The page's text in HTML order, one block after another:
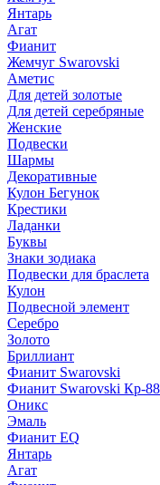
Янтарь
Агат
Фианит
Жемчуг Swarovski
Аметис
Для детей золотые
Для детей серебряные
Женские
Подвески
Шармы
Декоративные
Кулон Бегунок
Крестики
Ладанки
Буквы
Знаки зодиака
Подвески для браслета
Кулон
Подвесной элемент
Серебро
Золото
Бриллиант
Фианит Swarovski
Фианит Swarovski Кр-88
Оникс
Эмаль
Фианит EQ
Янтарь
Агат